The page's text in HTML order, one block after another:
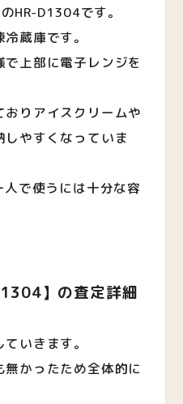
HR-D1304です。
蔵庫です。
上部に電子レンジを
りアイスクリームや
やすくなっていま
で使うには十分な容
】の査定詳細
いきます。
かったため全体的に